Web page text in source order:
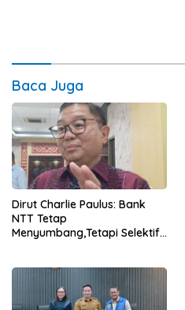
Baca Juga
Dirut Charlie Paulus: Bank
NTT Tetap
Menyumbang,Tetapi Selektif